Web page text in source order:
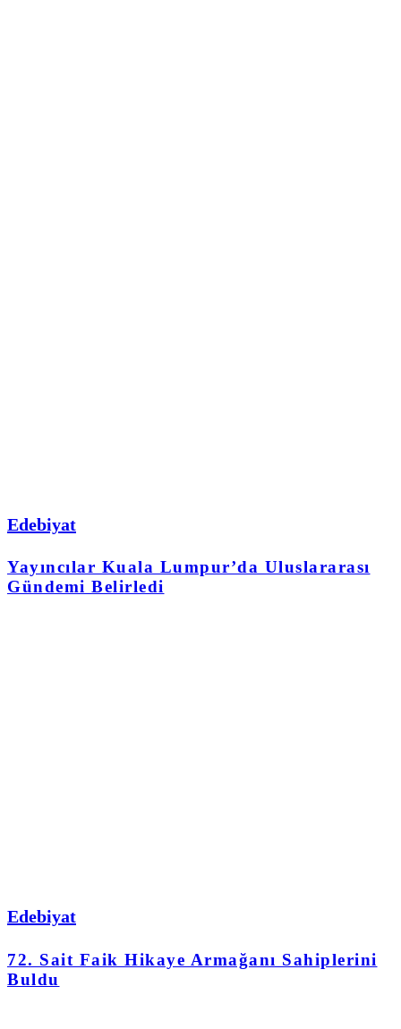
Edebiyat
Yayıncılar Kuala Lumpur’da Uluslararası
Gündemi Belirledi
Edebiyat
72. Sait Faik Hikaye Armağanı Sahiplerini
Buldu